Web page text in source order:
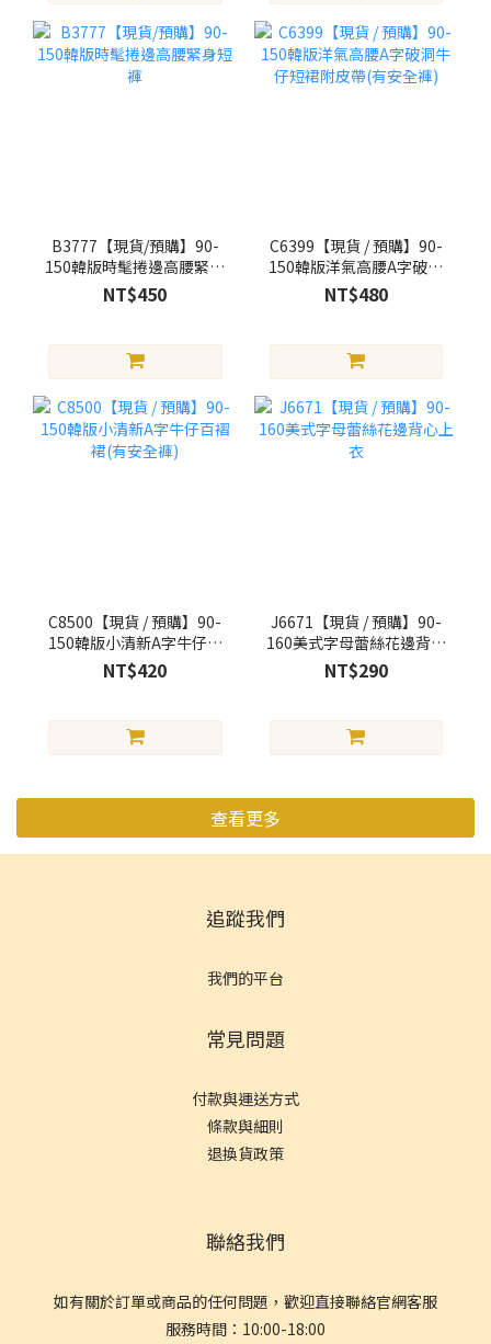
B3777【現貨/預購】90-
150韓版時髦捲邊高腰緊身
短褲
NT$450
C6399【現貨 / 預購】90-
150韓版洋氣高腰A字破洞
牛仔短裙附皮帶(有安全褲)
NT$480
C8500【現貨 / 預購】90-
150韓版小清新A字牛仔百
褶裙(有安全褲)
NT$420
J6671【現貨 / 預購】90-
160美式字母蕾絲花邊背心
上衣
NT$290
查看更多
追蹤我們
我們的平台
常見問題
付款與運送方式
條款與細則
退換貨政策
聯絡我們
如有關於訂單或商品的任何問題，歡迎直接聯絡官網客服
服務時間：10:00-18:00